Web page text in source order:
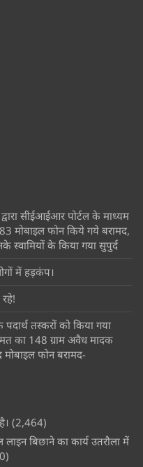
सीईआईआर पोर्टल के माध्यम
मोबाइल फोन किये गये बरामद,
स्वामियों के किया गया सुपुर्द
में हड़कंप।
तस्करों को किया गया
का 148 ग्राम अवैध मादक
फोन बरामद-
(2,464)
बिछाने का कार्य उतरौला में